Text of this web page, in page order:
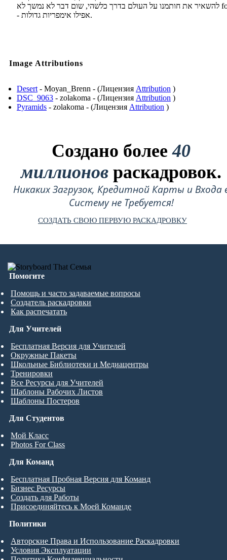
להשאיר את חותמנו על העולם בדרך כלשהי, שום דבר לא נמשך לא forever-
- אפילו אימפריות גדולות.
Image Attributions
Desert - Moyan_Brenn - (Лицензия Attribution )
DSC_9063 - zolakoma - (Лицензия Attribution )
Pyramids - zolakoma - (Лицензия Attribution )
Создано более40
миллионов раскадровок.
Никаких Загрузок, Кредитной Карты и Входа
Систему не Требуется!
СОЗДАТЬ СВОЮ ПЕРВУЮ РАСКАДРОВКУ
Помогите
Помощь и часто задаваемые вопросы
Создатель раскадровки
Как распечатать
Для Студентов
Мой Класс
Photos For Class
Для Учителей
Бесплатная Версия для Учителей
Окружные Пакеты
Школьные Библиотеки и Медиацентры
Тренировки
Все Ресурсы для Учителей
Шаблоны Рабочих Листов
Шаблоны Постеров
Для Команд
Бесплатная Пробная Версия для Команд
Бизнес Ресурсы
Создать для Работы
Присоединяйтесь к Моей Команде
Политики
Авторские Права и Использование Раскадровки
Условия Эксплуатации